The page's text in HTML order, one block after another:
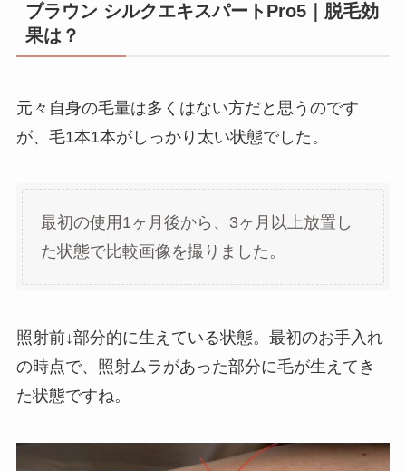
ブラウン シルクエキスパートPro5｜脱毛効
果は？
元々自身の毛量は多くはない方だと思うのです
が、毛1本1本がしっかり太い状態でした。
最初の使用1ヶ月後から、3ヶ月以上放置し
た状態で比較画像を撮りました。
照射前↓部分的に生えている状態。最初のお手入れ
の時点で、照射ムラがあった部分に毛が生えてき
た状態ですね。